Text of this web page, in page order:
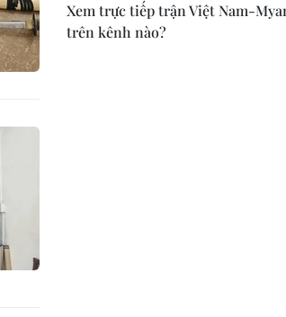
Xem trực tiếp trận Việt Nam-
trên kênh nào?